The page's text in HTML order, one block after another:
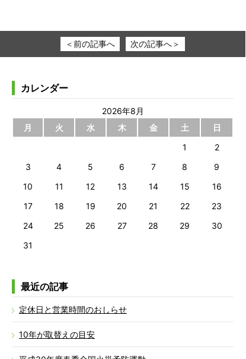
＜前の記事へ 次の記事へ＞
カレンダー
2026年8月
月
火 水 木 金 土
日
1
2
3
4 5 6 7 8
9
10
11 12 13 14 15
16
17
18 19 20 21 22
23
24
25 26 27 28 29
30
31
最近の記事
定休日と営業時間のおしらせ
10年が取替えの目安